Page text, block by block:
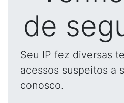
de
Seu IP fez diversas
acessos suspeitos a
conosco.